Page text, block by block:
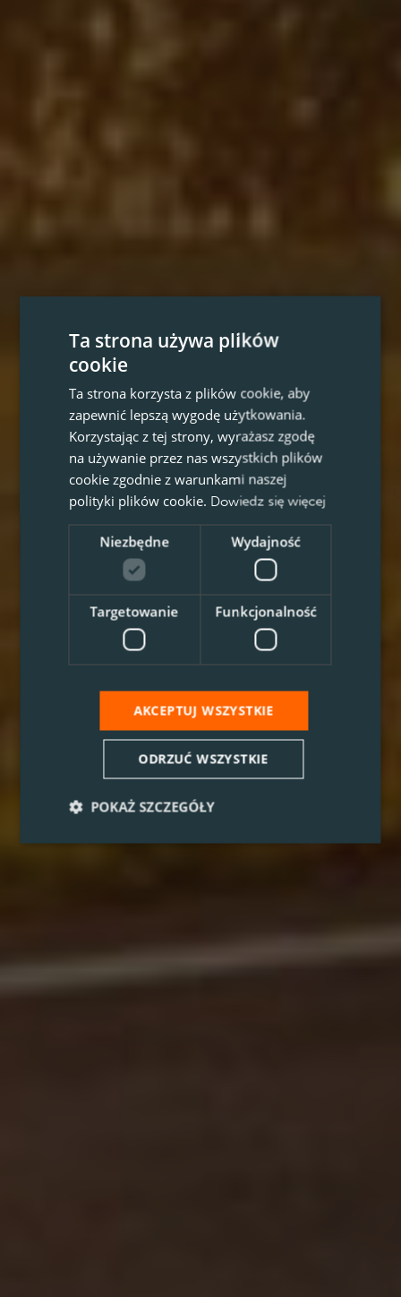
Ta strona używa plików
cookie
Ta strona korzysta z plików cookie, aby
zapewnić lepszą wygodę użytkowania.
Korzystając z tej strony, wyrażasz zgodę
na używanie przez nas wszystkich plików
cookie zgodnie z warunkami naszej
polityki plików cookie. Dowiedz się więcej
Niezbędne Wydajność
Targetowanie Funkcjonalność
AKCEPTUJ WSZYSTKIE
ODRZUĆ WSZYSTKIE
POKAŻ SZCZEGÓŁY